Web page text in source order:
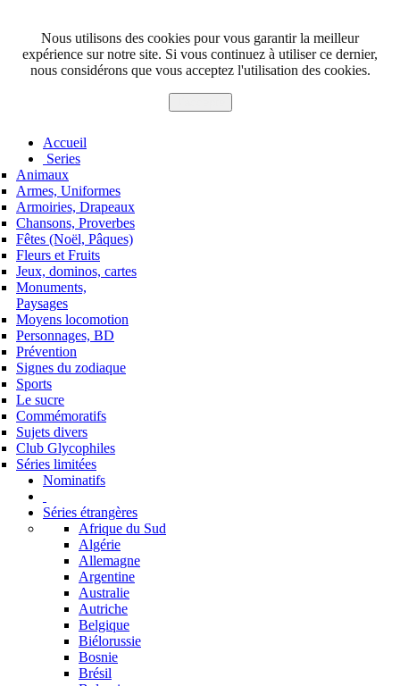
Nous utilisons des cookies pour vous garantir la meilleur
expérience sur notre site. Si vous continuez à utiliser ce dernier,
nous considérons que vous acceptez l'utilisation des cookies.
Accueil
Series
Animaux
Armes, Uniformes
Armoiries, Drapeaux
Chansons, Proverbes
Fêtes (Noël, Pâques)
Fleurs et Fruits
Jeux, dominos, cartes
Monuments,
Paysages
Moyens locomotion
Personnages, BD
Prévention
Signes du zodiaque
Sports
Le sucre
Commémoratifs
Sujets divers
Club Glycophiles
Séries limitées
Nominatifs
Séries étrangères
Afrique du Sud
Algérie
Allemagne
Argentine
Australie
Autriche
Belgique
Biélorussie
Bosnie
Brésil